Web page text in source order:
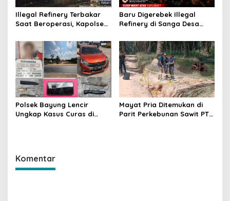
Illegal Refinery Terbakar
Saat Beroperasi, Kapolsek
Penindakan dan
Pencegahan Terus
Dilakukan
Baru Digerebek Illegal
Refinery di Sanga Desa
Hukum Dipertanyakan
Polsek Bayung Lencir
Ungkap Kasus Curas di
Mayat Pria Ditemukan di
Parit Perkebunan Sawit PT
Komentar